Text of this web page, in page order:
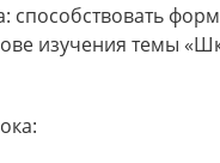
способствовать
изучения темы